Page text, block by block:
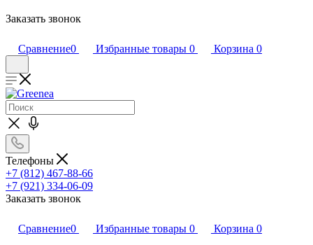
Заказать звонок
Сравнение0 Избранные товары 0 Корзина 0
Телефоны
+7 (812) 467-88-66
+7 (921) 334-06-09
Заказать звонок
Сравнение0 Избранные товары 0 Корзина 0